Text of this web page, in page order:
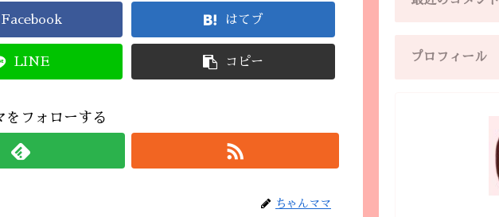
Facebook はてブ
LINE コピー
をフォローする
ちゃんママ
プロフィール